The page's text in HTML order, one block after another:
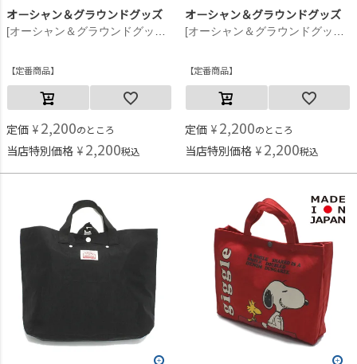
オーシャン＆グラウンドグッズ
定番商品
定価 ¥ 2,200のところ
当店特別価格 ¥ 2,200税込
オーシャン＆グラウンドグッズ
定番商品
定価 ¥ 2,200のところ
当店特別価格 ¥ 2,200税込